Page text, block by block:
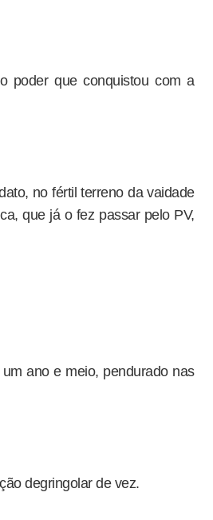
poder que conquistou com a
no fértil terreno da vaidade
que já o fez passar pelo PV,
ano e meio, pendurado nas
degringolar de vez.